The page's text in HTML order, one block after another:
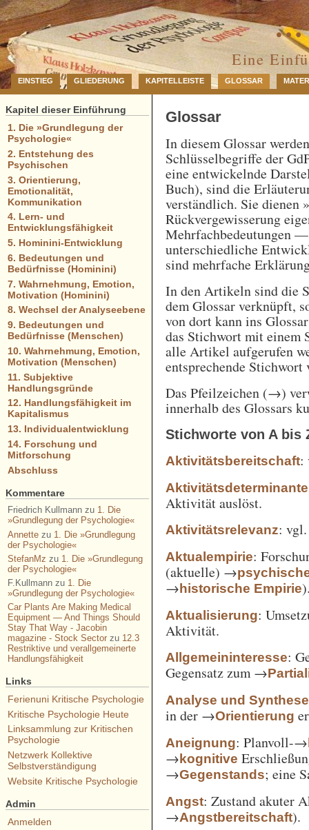
…
Eine
EINSTIEG GLIEDERUNG KAPITELLEISTE GLOSSAR
Glossar
In diesem Glossar
Schlüsselbegriffe der
eine entwickelnde
Buch), sind die
verständlich. Sie dienen
Rückvergewisserung
Mehrfachbedeutungen
unterschiedliche
sind mehrfache
In den Artikeln sind die
dem Glossar verknüpft,
von dort kann ins
das Stichwort mit einem
alle Artikel aufgerufen
entsprechende Stichwort
Das Pfeilzeichen (→)
innerhalb des Glossars
Stichworte von A bis
Aktivitätsbereitschaft:
Aktivitätsdeterminante
Aktivität auslöst.
Aktivitätsrelevanz:
Aktualempirie:
(aktuelle) →
→historische Empirie
Aktualisierung:
Aktivität.
Allgemeininteresse:
Gegensatz zum →
Analyse und Synthese
in der →Orientierung
Aneignung: Planvoll-→
→kognitive
→Gegenstands; eine
Angst: Zustand akuter
→Angstbereitschaft).
Kapitel dieser Einführung
1. Die »Grundlegung der
Psychologie«
2. Entstehung des
Psychischen
3. Orientierung,
Emotionalität,
Kommunikation
4. Lern- und
Entwicklungsfähigkeit
5. Hominini-Entwicklung
6. Bedeutungen und
Bedürfnisse (Hominini)
7. Wahrnehmung, Emotion,
Motivation (Hominini)
8. Wechsel der Analyseebene
9. Bedeutungen und
Bedürfnisse (Menschen)
10. Wahrnehmung, Emotion,
Motivation (Menschen)
11. Subjektive
Handlungsgründe
12. Handlungsfähigkeit im
Kapitalismus
13. Individualentwicklung
14. Forschung und
Mitforschung
Abschluss
Kommentare
Friedrich Kullmannzu 1. Die
»Grundlegung der Psychologie«
Annettezu 1. Die »Grundlegung
der Psychologie«
StefanMz zu 1. Die »Grundlegung
der Psychologie«
F.Kullmannzu 1. Die
»Grundlegung der Psychologie«
Car Plants Are Making Medical
Equipment — And Things Should
Stay That Way - Jacobin
magazine - Stock Sectorzu 12.3
Restriktive und verallgemeinerte
Handlungsfähigkeit
Links
Ferienuni Kritische Psychologie
Kritische Psychologie Heute
Linksammlung zur Kritischen
Psychologie
Netzwerk Kollektive
Selbstverständigung
Website Kritische Psychologie
Admin
Anmelden